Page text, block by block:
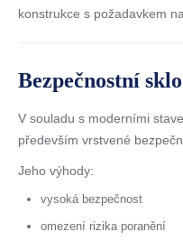
konstrukce s požadavkem
Bezpečnostní sklo
V souladu s moderními
především vrstvené
Jeho výhody:
vysoká bezpečnost
omezení rizika poranění